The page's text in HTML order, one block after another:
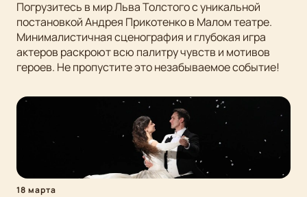
Погрузитесь в мир Льва Толстого с уникальной
постановкой Андрея Прикотенко в Малом театре.
Минималистичная сценография и глубокая игра
актеров раскроют всю палитру чувств и мотивов
героев. Не пропустите это незабываемое событие!
18 марта